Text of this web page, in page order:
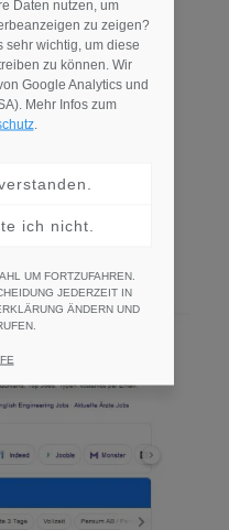
erscheinen (Stand
im Google4Jobs-
„über Karriere
unterhalb der
umkämpften
wir leider nicht
Fenster,
Daten nutzen, um
zu zeigen?
sehr wichtig, um diese
zu können. Wir
Google Analytics und
Mehr Infos zum
.
ich nicht.
UM FORTZUFAHREN.
JEDERZEIT IN
ÄNDERN UND